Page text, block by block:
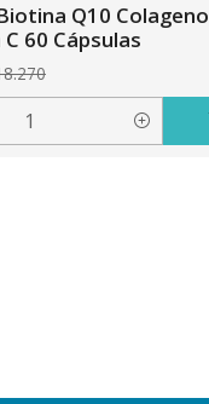
Q10 Colageno
60 Cápsulas